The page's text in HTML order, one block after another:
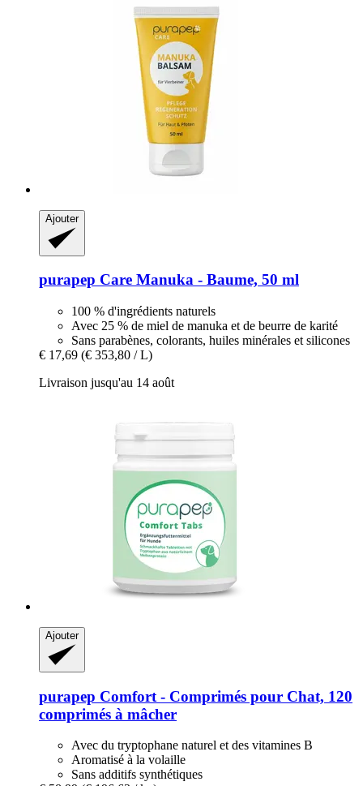
Ajouter
purapep Care Manuka -​ Baume, 50 ml
100 % d'ingrédients naturels
Avec 25 % de miel de manuka et de beurre de karité
Sans parabènes, colorants, huiles minérales et silicones
€ 17,69 (€ 353,80 / L)
Livraison jusqu'au 14 août
Ajouter
purapep Comfort -​ Comprimés pour Chat, 120
comprimés à mâcher
Avec du tryptophane naturel et des vitamines B
Aromatisé à la volaille
Sans additifs synthétiques